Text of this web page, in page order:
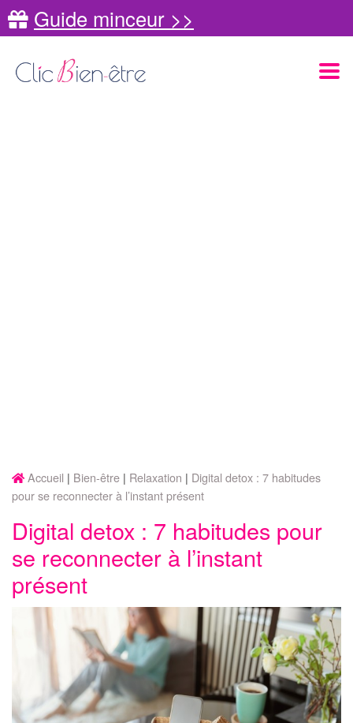
Guide minceur >>
Accueil Bien-être Relaxation
Digital detox : 7 habitudes
pour se reconnecter à l’instant présent
Digital detox : 7 habitudes pour
se reconnecter à l’instant
présent